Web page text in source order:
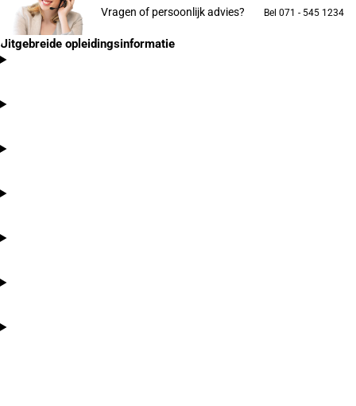
Vragen of persoonlijk advies? Bel 071 - 545 1234
Uitgebreide opleidingsinformatie